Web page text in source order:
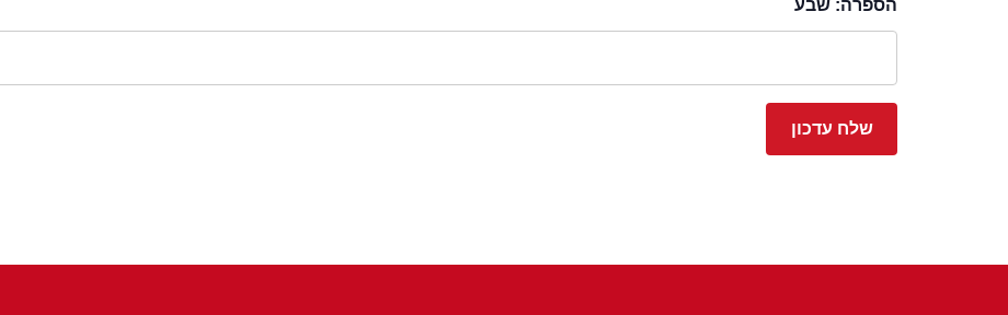
הספרה: שבע